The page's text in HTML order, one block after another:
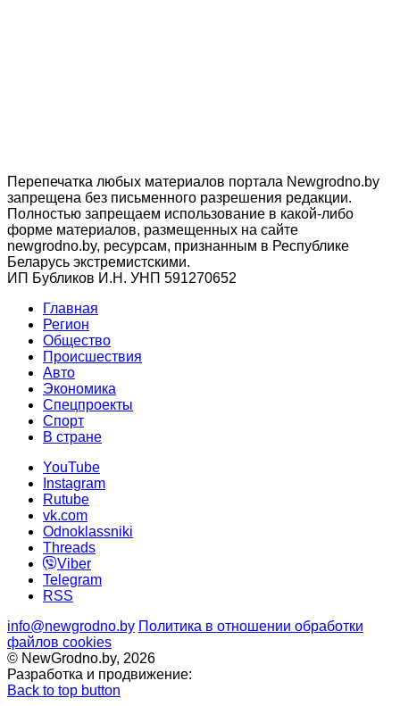
Перепечатка любых материалов портала Newgrodno.by
запрещена без письменного разрешения редакции.
Полностью запрещаем использование в какой-либо
форме материалов, размещенных на сайте
newgrodno.by, ресурсам, признанным в Республике
Беларусь экстремистскими.
ИП Бубликов И.Н. УНП 591270652
Главная
Регион
Общество
Происшествия
Авто
Экономика
Спецпроекты
Cпорт
В стране
YouTube
Instagram
Rutube
vk.com
Odnoklassniki
Threads
Viber
Telegram
RSS
info@newgrodno.by Политика в отношении обработки
файлов cookies
© NewGrodno.by, 2026
Разработка и продвижение:
Back to top button